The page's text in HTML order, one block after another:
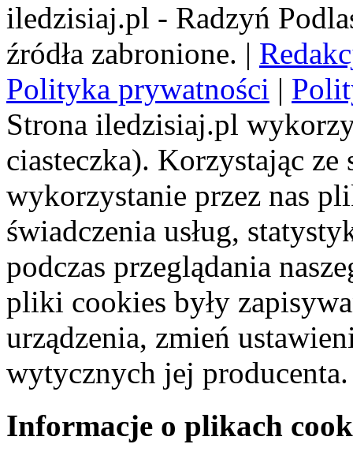
iledzisiaj.pl - Radzyń
źródła zabronione. |
Polityka prywatności |
Strona iledzisiaj.pl
ciasteczka). Korzystając
wykorzystanie przez nas
świadczenia usług,
podczas przeglądania
pliki cookies były
urządzenia, zmień
wytycznych jej producenta.
Informacje o plikach